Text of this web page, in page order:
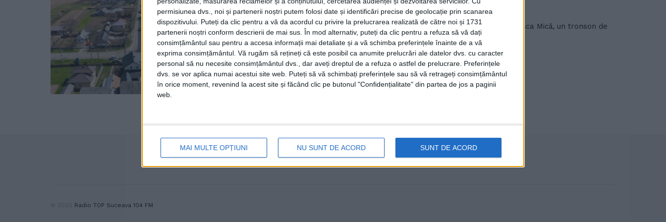
permisiunea dvs., noi și partenerii noștri putem folosi date și identificări precise de geolocație prin scanarea
dispozitivului. Puteți da clic pentru a vă da acordul cu privire la prelucrarea realizată de către noi și 1731
partenerii noștri conform descrierii de mai sus. În mod alternativ, puteți da clic pentru a refuza să vă dați
consimțământul sau pentru a accesa informații mai detaliate și a vă schimba preferințele înainte de a vă
exprima consimțământul. Vă rugăm să rețineți că este posibil ca anumite prelucrări ale datelor dvs. cu caracter
personal să nu necesite consimțământul dvs., dar aveți dreptul de a refuza o astfel de prelucrare. Preferințele
dvs. se vor aplica numai acestui site web. Puteți să vă schimbați preferințele sau să vă retrageți consimțământul
în orice moment, revenind la acest site și făcând clic pe butonul "Confidențialitate" din partea de jos a paginii
web.
MAI MULTE OPȚIUNI NU SUNT DE ACORD SUNT DE ACORD
16 APRILIE, 2025
Pe 16 aprilie au demarat lucrările de asfaltare pe DJ 209H Cornu Luncii - Sasca Mică, un tronson de
Radio TOP Suceava 104 FM